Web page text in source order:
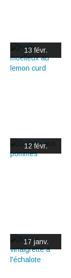
13 févr.
12 févr.
17 janv.